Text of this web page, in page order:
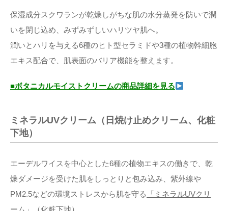
保湿成分スクワランが乾燥しがちな肌の水分蒸発を防いで潤
いを閉じ込め、みずみずしいハリツヤ肌へ。
潤いとハリを与える6種のヒト型セラミドや3種の植物幹細胞
エキス配合で、肌表面のバリア機能を整えます。
■ボタニカルモイストクリームの商品詳細を見る
ミネラルUVクリーム（日焼け止めクリーム、化粧
下地）
エーデルワイスを中心とした6種の植物エキスの働きで、乾
燥ダメージを受けた肌をしっとりと包み込み、紫外線や
PM2.5などの環境ストレスから肌を守る
「ミネラルUVクリ